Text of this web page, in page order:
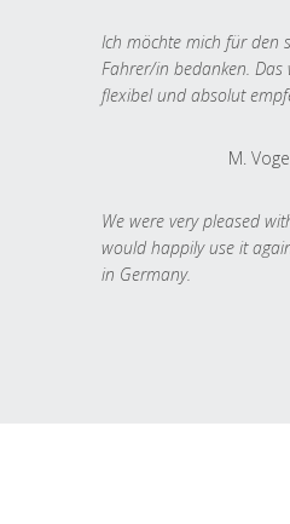
Ich möchte mich für den
Fahrer/in bedanken. Das
flexibel und absolut
M.
We were very pleased
would happily use it
in Germany.